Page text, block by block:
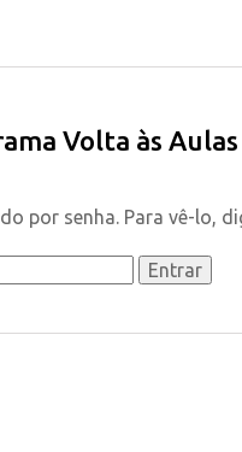
Volta às
por senha. Para vê-lo,